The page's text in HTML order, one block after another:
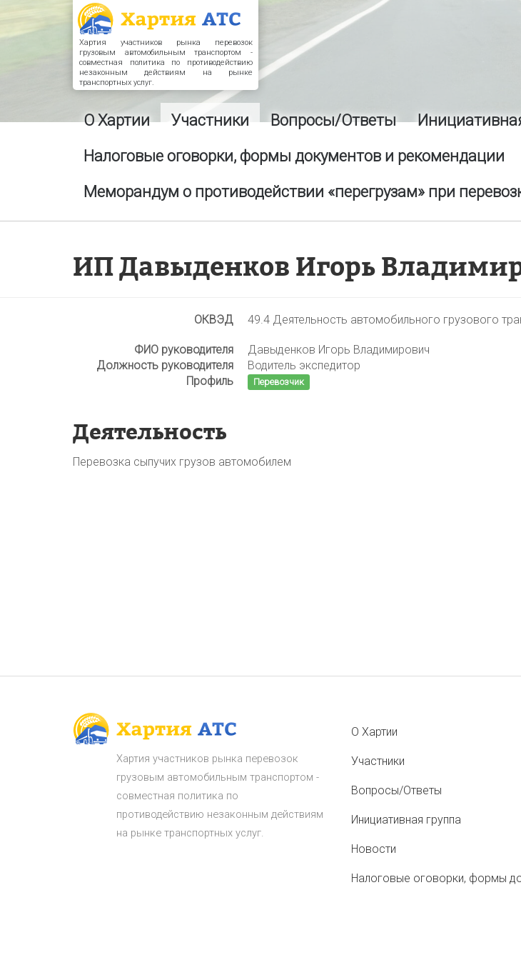
Хартия участников рынка перевозок
грузовым автомобильным транспортом -
совместная политика по противодействию
незаконным действиям на рынке
транспортных услуг.
О Хартии Участники Вопросы/Ответы
Налоговые оговорки, формы документов и рекомендации
Меморандум о противодействии «перегрузам» при
ИП Давыденков Игорь
ОКВЭД 49.4 Деятельность автомобильного грузового
ФИО руководителя
Давыденков Игорь Владимирович
Должность руководителя
Водитель экспедитор
Профиль
Перевозчик
Деятельность
Перевозка сыпучих грузов автомобилем
Хартия участников рынка перевозок
грузовым автомобильным транспортом -
совместная политика по
противодействию незаконным действиям
на рынке транспортных услуг.
О Хартии
Участники
Вопросы/Ответы
Инициативная группа
Новости
Налоговые оговорки, формы